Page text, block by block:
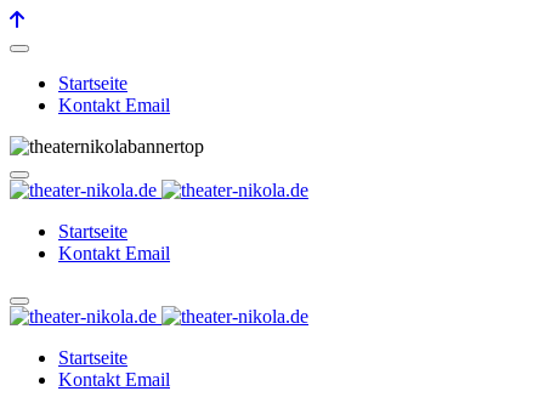
Startseite
Kontakt Email
Startseite
Kontakt Email
Startseite
Kontakt Email